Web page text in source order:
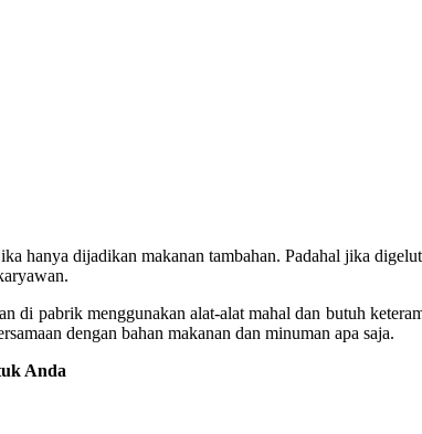
hanya dijadikan makanan tambahan. Padahal jika
di pabrik menggunakan alat-alat mahal dan butuh
dengan bahan makanan dan minuman apa saja.
Anda